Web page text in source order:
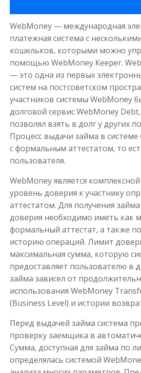
Получить
Моментальный займ
Сумма
Срок от 1
Одолжим до 30 дней
Сумма
Срок от 1
Получить
WebMoney — международная
платежная система с
кошельков, которыми можно
помощью WebMoney Keeper.
— это одна из первых
систем на постсоветском
участников системы WebMoney
долговой сервис WebMoney
позволял взять в долг у других
Процесс выдачи займа в системе
с формальным аттестатом, то
пользователя.
WebMoney является
уровень доверия к участнику
аттестатом. Для получения
доверия необходимо иметь как
формальный аттестат, а также
историю операций. Лимит
максимальная сумма, которую
предоставляет пользователю в
займа зависел от
использования WebMoney
(Business Level) и истории
Перед выдачей займа система
проверку заемщика в
Сумма, доступная для займа по
определялась системой